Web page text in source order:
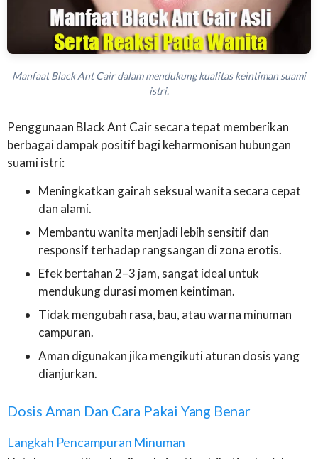
Manfaat Black Ant Cair dalam mendukung kualitas keintiman suami
istri.
Penggunaan Black Ant Cair secara tepat memberikan
berbagai dampak positif bagi keharmonisan hubungan
suami istri:
Meningkatkan gairah seksual wanita secara cepat
dan alami.
Membantu wanita menjadi lebih sensitif dan
responsif terhadap rangsangan di zona erotis.
Efek bertahan 2–3 jam, sangat ideal untuk
mendukung durasi momen keintiman.
Tidak mengubah rasa, bau, atau warna minuman
campuran.
Aman digunakan jika mengikuti aturan dosis yang
dianjurkan.
Dosis Aman Dan Cara Pakai Yang Benar
Langkah Pencampuran Minuman